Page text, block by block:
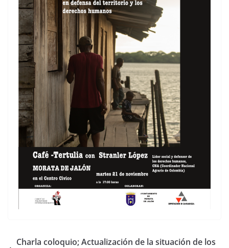
Charla coloquio; Actualización de la situación de los